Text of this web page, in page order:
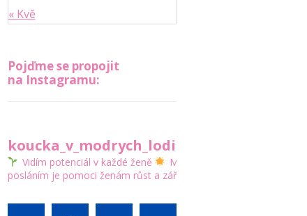
« Kvě
Pojďme se propojit
na Instagramu:
koucka_v_modrych_lodickach
Vidím potenciál v každé ženě
Mým
posláním je pomoci ženám růst a zářit